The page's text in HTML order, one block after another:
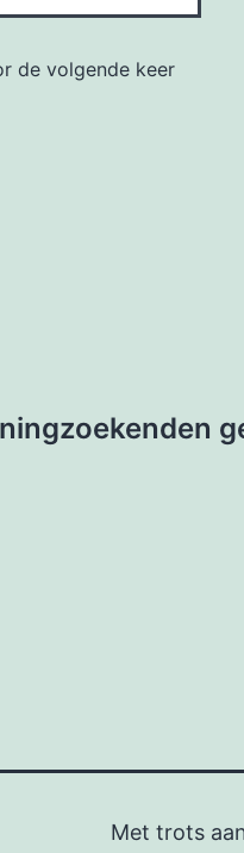
de volgende keer
Met trots